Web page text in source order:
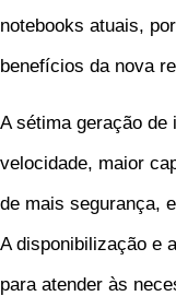
notebooks atuais,
benefícios da nova
A sétima geração
velocidade, maior
de mais segurança,
A disponibilização e
para atender às